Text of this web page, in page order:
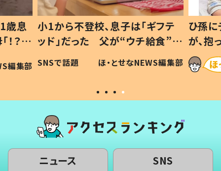
歳息
？」
編集部
小1から不登校、息子は「ギフテ
ッド」だった 父が“ウチ給食”を
作り続ける理由とは #令和の親
#令和の子
SNSで話題 ほ・とせなNEWS編集部
ひ孫
が、
「涙が
い」
ニュース SNS